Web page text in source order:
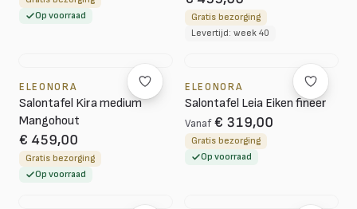
Op voorraad
Gratis bezorging
Levertijd: week 40
ELEONORA
Salontafel Kira medium
Mangohout
€ 459,00
Gratis bezorging
Op voorraad
ELEONORA
Salontafel Leia Eiken fineer
Vanaf € 319,00
Gratis bezorging
Op voorraad